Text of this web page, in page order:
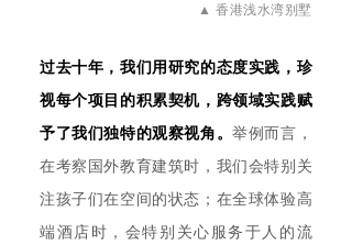
▲香港浅水湾别墅
过去十年，我们用研究的态度实践，珍
视每个项目的积累契机，跨领域实践赋
予了我们独特的观察视角。举例而言，
在考察国外教育建筑时，我们会特别关
注孩子们在空间的状态；在全球体验高
端酒店时，会特别关心服务于人的流